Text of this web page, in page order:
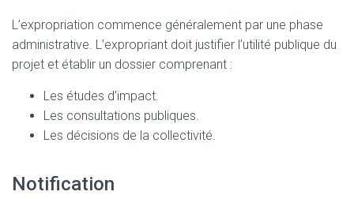
L’expropriation commence généralement par une phase
administrative. L’expropriant doit justifier l’utilité publique du
projet et établir un dossier comprenant :
Les études d’impact.
Les consultations publiques.
Les décisions de la collectivité.
Notification